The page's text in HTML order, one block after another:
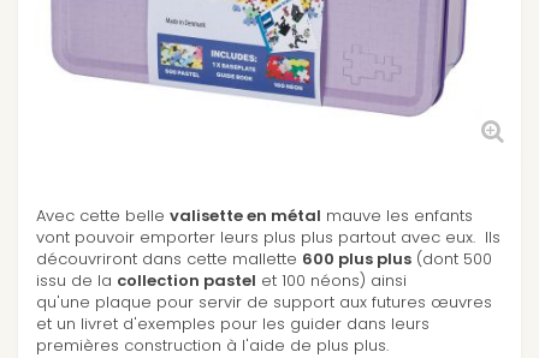
Avec cette belle valisette en métal mauve les enfants
vont pouvoir emporter leurs plus plus partout avec eux. Ils
découvriront dans cette mallette 600 plus plus (dont 500
issu de la collection pastel et 100 néons) ainsi
qu'une plaque pour servir de support aux futures œuvres
et un livret d'exemples pour les guider dans leurs
premières construction à l'aide de plus plus.